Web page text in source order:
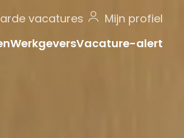
vacatures
Mijn profiel
WerkgeversVacature-alert